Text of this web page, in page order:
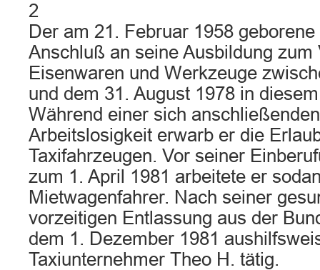
2
Der am 21. Februar 1958
Anschluß an seine Ausbildung zum
Eisenwaren und Werkzeuge
und dem 31. August 1978 in
Während einer sich
Arbeitslosigkeit erwarb er die
Taxifahrzeugen. Vor seiner
zum 1. April 1981 arbeitete er
Mietwagenfahrer. Nach seiner
vorzeitigen Entlassung aus der
dem 1. Dezember 1981
Taxiunternehmer Theo H. tätig.